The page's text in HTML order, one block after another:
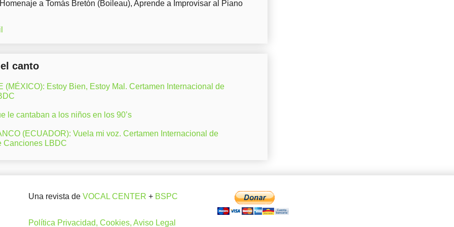
a Tomás Bretón (Boileau), Aprende a Improvisar al Piano
canto
(MÉXICO): Estoy Bien, Estoy Mal. Certamen Internacional de
le cantaban a los niños en los 90’s
(ECUADOR): Vuela mi voz. Certamen Internacional de
Canciones LBDC
Una revista de VOCAL CENTER + BSPC
Política Privacidad, Cookies, Aviso Legal